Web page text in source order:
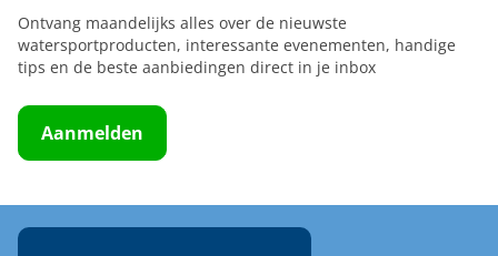
Ontvang maandelijks alles over de nieuwste
watersportproducten, interessante evenementen, handige
tips en de beste aanbiedingen direct in je inbox
Aanmelden